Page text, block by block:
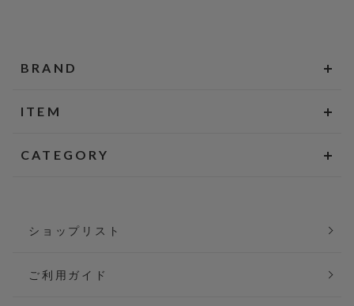
BRAND
ITEM
CATEGORY
ショップリスト
ご利用ガイド